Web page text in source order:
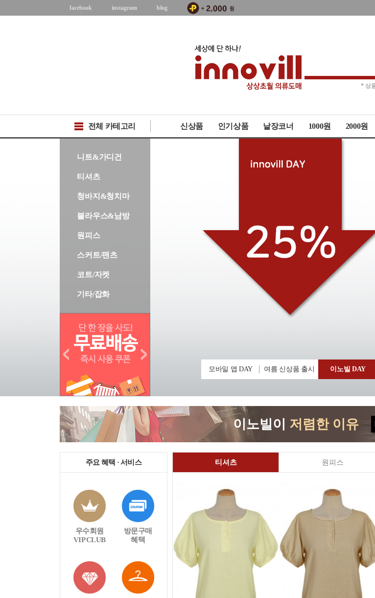
facebook instagram blog
* 주
* 상
전체 카테고리 신상품 인기상품 낱장코너 1000원 2000원
니트&가디건
티셔츠
청바지&청치마
블라우스&남방
원피스
스커트/팬츠
코트/자켓
기타/잡화
모바일 앱 DAY 여름 신상품 출시 이노빌 DAY
이노빌이 저렴한 이유
주요 혜택 · 서비스
우수회원
VIP CLUB
방문구매
혜택
티셔츠 원피스